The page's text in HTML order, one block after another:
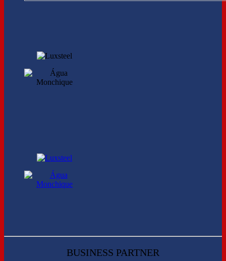
BUSINESS PARTNER